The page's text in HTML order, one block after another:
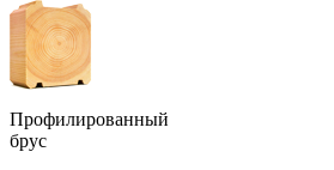
Профилированный
брус